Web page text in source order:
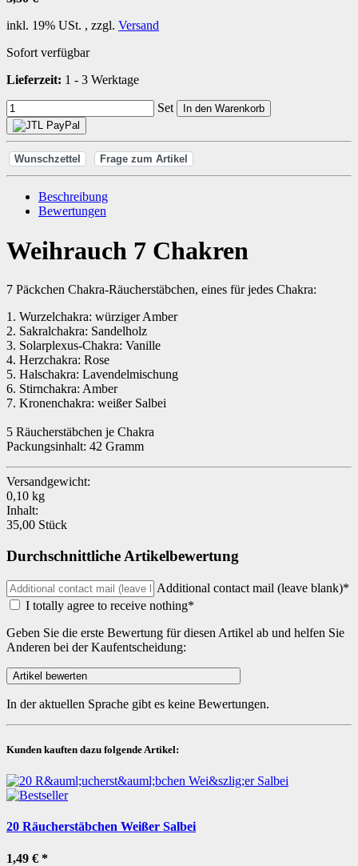
inkl. 19% USt. , zzgl. Versand
Sofort verfügbar
Lieferzeit: 1 - 3 Werktage
Set In den Warenkorb
Wunschzettel Frage zum Artikel
Beschreibung
Bewertungen
Weihrauch 7 Chakren
7 Päckchen Chakra-Räucherstäbchen, eines für jedes Chakra:
1. Wurzelchakra: würziger Amber
2. Sakralchakra: Sandelholz
3. Solarplexus-Chakra: Vanille
4. Herzchakra: Rose
5. Halschakra: Lavendelmischung
6. Stirnchakra: Amber
7. Kronenchakra: weißer Salbei
5 Räucherstäbchen je Chakra
Packungsinhalt: 42 Gramm
Versandgewicht:
0,10 kg
Inhalt:
35,00 Stück
Durchschnittliche Artikelbewertung
Additional contact mail (leave blank)*
I totally agree to receive nothing*
Geben Sie die erste Bewertung für diesen Artikel ab und helfen Sie
Anderen bei der Kaufentscheidung:
In der aktuellen Sprache gibt es keine Bewertungen.
Kunden kauften dazu folgende Artikel:
20 Räucherstäbchen Weißer Salbei
1,49 € *